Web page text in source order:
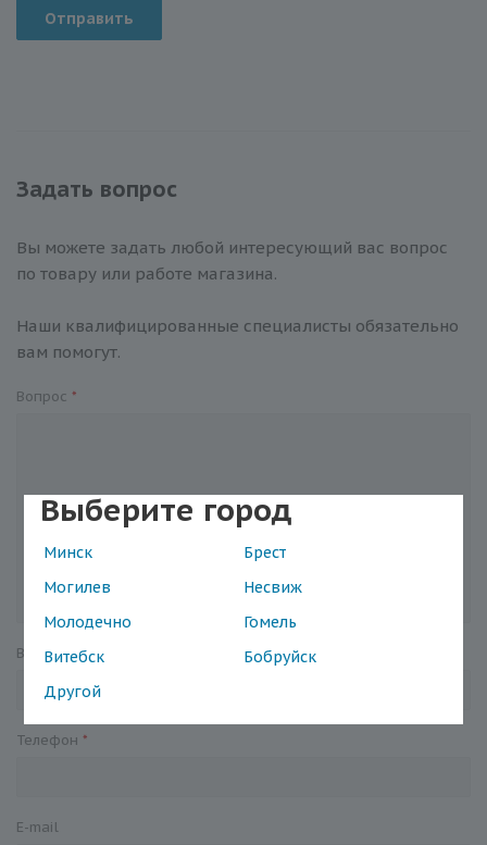
Выберите город
Минск
Брест
Могилев
Несвиж
Молодечно
Гомель
Витебск
Бобруйск
Другой
Отправить
Задать вопрос
Вы можете задать любой интересующий вас вопрос
по товару или работе магазина.
Наши квалифицированные специалисты обязательно
вам помогут.
Вопрос *
Ваше имя*
Телефон *
E-mail